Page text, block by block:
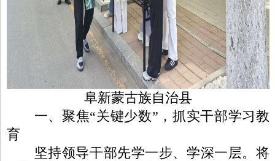
阜新蒙古族自治县
一、聚焦“关键少数”，抓实干部学习教
育
坚持领导干部先学一步、学深一层。将